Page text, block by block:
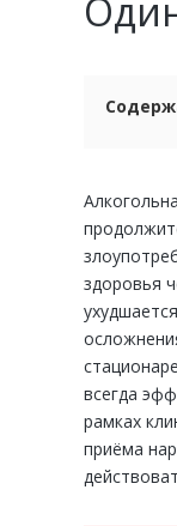
здоровья
всегда
рамках
приёма